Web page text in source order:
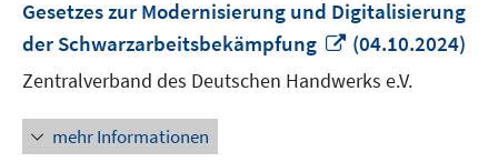
Gesetzes zur Modernisierung und Digitalisierung
der Schwarzarbeitsbekämpfung
In
neuem
Fenster
(04.10.2024)
Zentralverband des Deutschen Handwerks e.V.
mehr Informationen